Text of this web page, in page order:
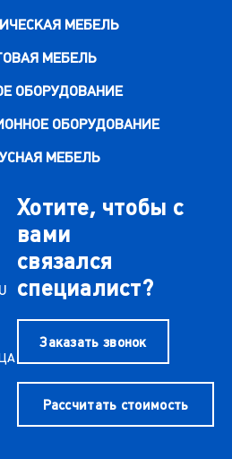
МЕБЕЛЬ
МЕБЕЛЬ
ОБОРУДОВАНИЕ
ОБОРУДОВАНИЕ
МЕБЕЛЬ
Хотите, чтобы с
вами
связался
специалист?
Заказать звонок
Рассчитать стоимость